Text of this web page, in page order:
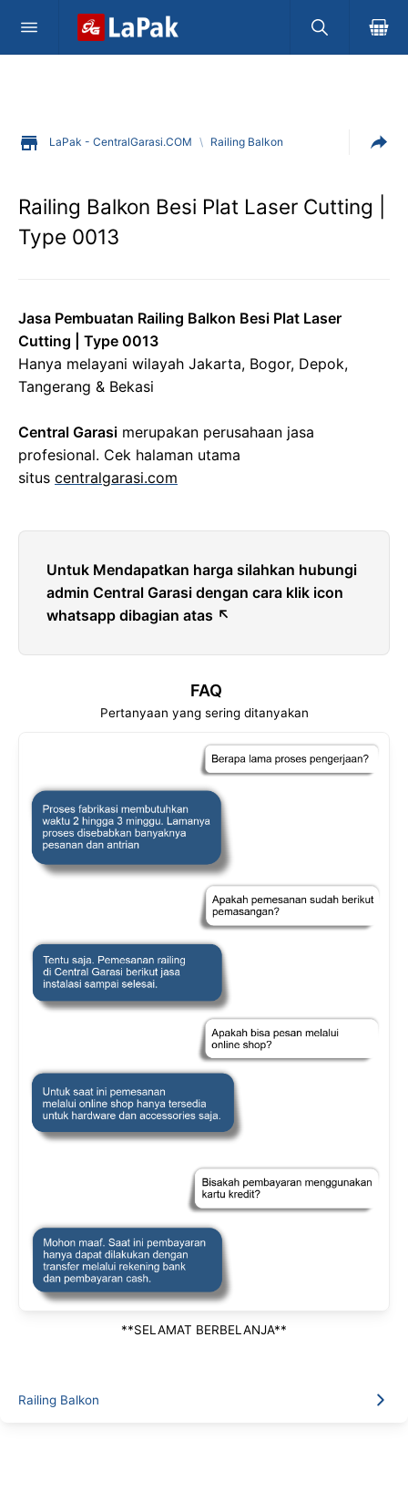
LaPak - CentralGarasi.COM \ Railing Balkon
Railing Balkon Besi Plat Laser Cutting |
Type 0013
Jasa Pembuatan Railing Balkon Besi Plat Laser
Cutting | Type 0013
Hanya melayani wilayah Jakarta, Bogor, Depok,
Tangerang & Bekasi
Central Garasi merupakan perusahaan jasa
profesional. Cek halaman utama
situs centralgarasi.com
Untuk Mendapatkan harga silahkan hubungi
admin Central Garasi dengan cara klik icon
whatsapp dibagian atas ↖
FAQ
Pertanyaan yang sering ditanyakan
**SELAMAT BERBELANJA**
Railing Balkon